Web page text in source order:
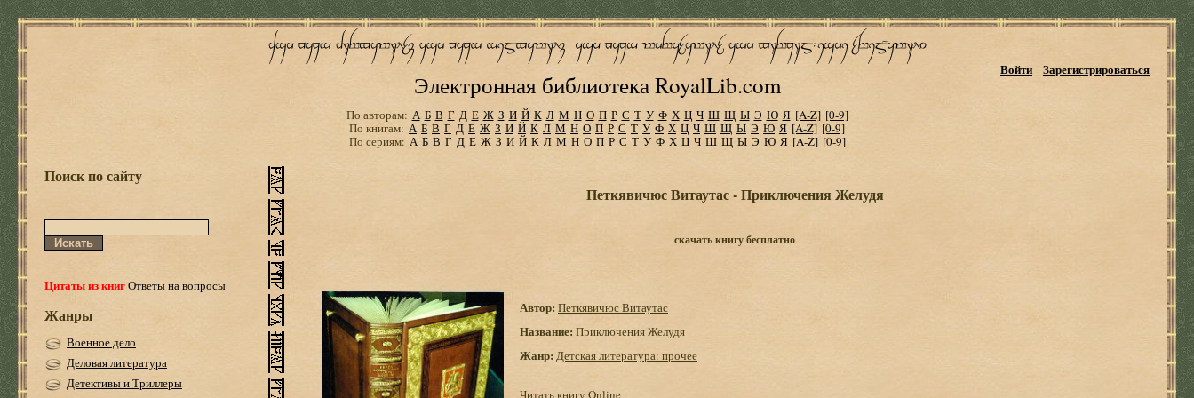
Электронная библиотека RoyalLib.com
Войти Зарегистрироваться
По авторам: А Б В Г Д Е Ж З И Й К Л М Н О П Р С Т У Ф Х Ц Ч Ш Щ Ы Э Ю Я [A-Z] [0-9]
По книгам: А Б В Г Д Е Ж З И Й К Л М Н О П Р С Т У Ф Х Ц Ч Ш Щ Ы Э Ю Я [A-Z] [0-9]
По сериям: А Б В Г Д Е Ж З И Й К Л М Н О П Р С Т У Ф Х Ц Ч Ш Щ Ы Э Ю Я [A-Z] [0-9]
Поиск по сайту
Цитаты из книгОтветы на вопросы
Жанры
Военное дело
Деловая литература
Детективы и Триллеры
Петкявичюс Витаутас - Приключения Желудя
скачать книгу бесплатно
Автор: Петкявичюс Витаутас
Название: Приключения Желудя
Жанр: Детская литература: прочее
Читать книгу Online